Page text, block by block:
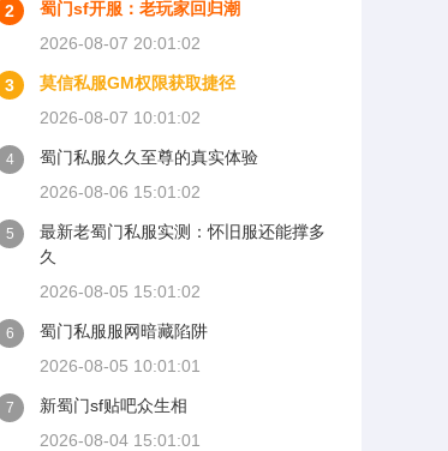
2
蜀门sf开服：老玩家回归潮
2026-08-07 20:01:02
3
莫信私服GM权限获取捷径
2026-08-07 10:01:02
4
蜀门私服久久至尊的真实体验
2026-08-06 15:01:02
5
最新老蜀门私服实测：怀旧服还能撑多
久
2026-08-05 15:01:02
6
蜀门私服服网暗藏陷阱
2026-08-05 10:01:01
7
新蜀门sf贴吧众生相
2026-08-04 15:01:01